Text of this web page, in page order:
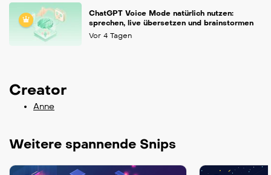
ChatGPT Voice Mode natürlich nutzen:
sprechen, live übersetzen und brainstormen
Vor 4 Tagen
Creator
Anne
Weitere spannende Snips